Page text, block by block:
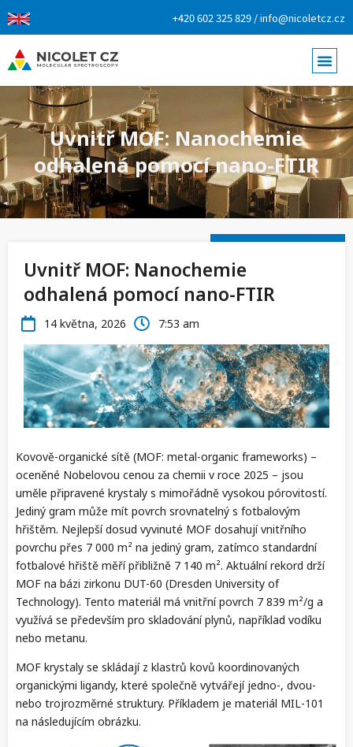
+420 602 325 829 / info@nicoletcz.cz
Uvnitř MOF: Nanochemie
odhalená pomocí nano-FTIR
Uvnitř MOF: Nanochemie
odhalená pomocí nano-FTIR
14 května, 2026 7:53 am
Kovově-organické sítě (MOF: metal-organic frameworks) –
oceněné Nobelovou cenou za chemii v roce 2025 – jsou
uměle připravené krystaly s mimořádně vysokou pórovitostí.
Jediný gram může mít povrch srovnatelný s fotbalovým
hřištěm. Nejlepší dosud vyvinuté MOF dosahují vnitřního
povrchu přes 7 000 m² na jediný gram, zatímco standardní
fotbalové hřiště měří přibližně 7 140 m². Aktuální rekord drží
MOF na bázi zirkonu DUT-60 (Dresden University of
Technology). Tento materiál má vnitřní povrch 7 839 m²/g a
využívá se především pro skladování plynů, například vodíku
nebo metanu.
MOF krystaly se skládají z klastrů kovů koordinovaných
organickými ligandy, které společně vytvářejí jedno-, dvou-
nebo trojrozměrné struktury. Příkladem je materiál MIL-101
na následujícím obrázku.